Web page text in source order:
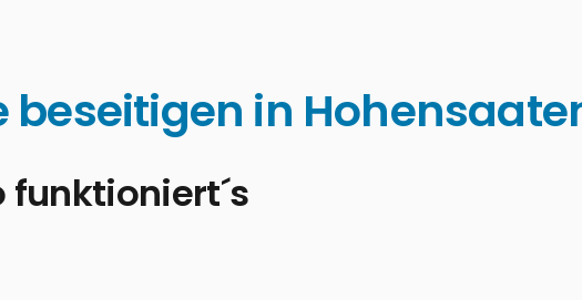
beseitigen in
funktioniert´s